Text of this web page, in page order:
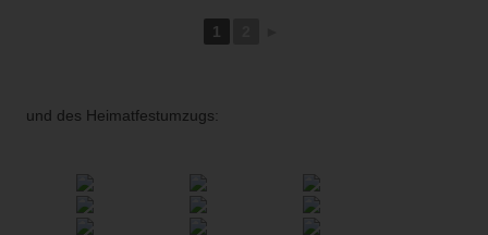
1
und des Heimatfestumzugs: